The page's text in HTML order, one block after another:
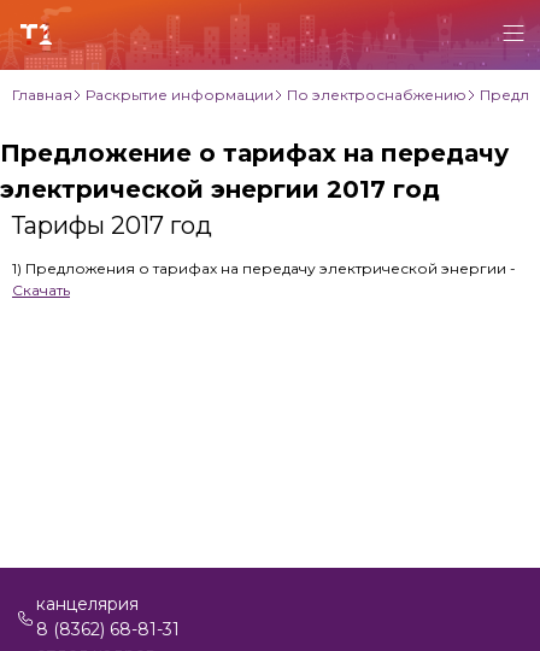
Главная Раскрытие информации По электроснабжению
Предложение о тарифах на передачу
электрической энергии 2017 год
Тарифы 2017 год
1) Предложения о тарифах на передачу электрической энергии -
Скачать
канцелярия
8 (8362) 68-81-31